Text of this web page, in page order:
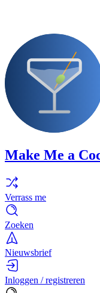
Make Me a
Verrass me
Zoeken
Nieuwsbrief
Inloggen / registreren